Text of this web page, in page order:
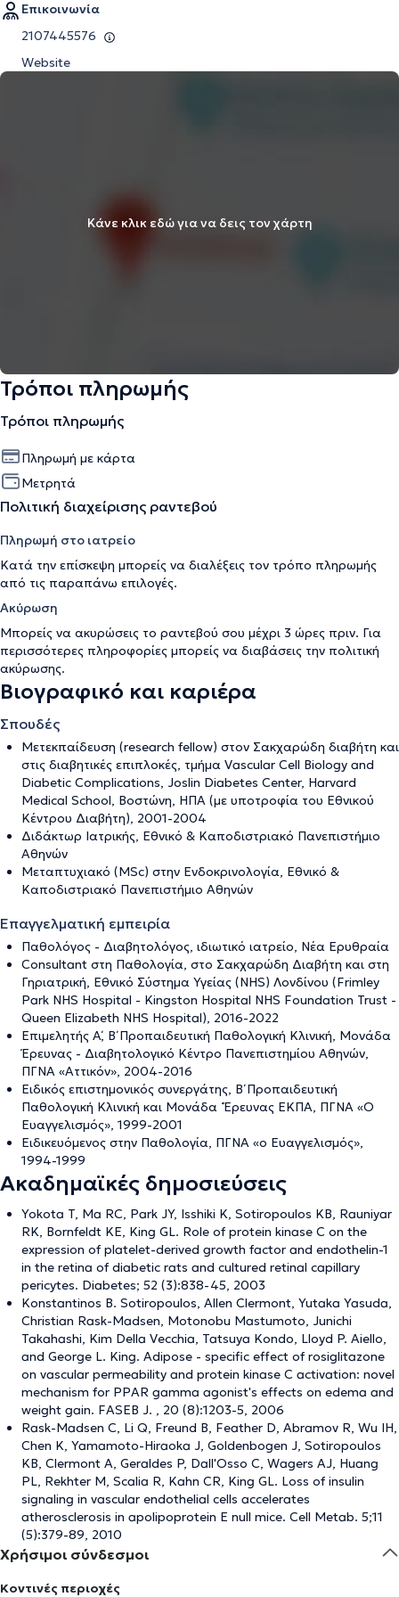
Επικοινωνία
2107445576
Website
Κάνε κλικ εδώ για να δεις τον χάρτη
Τρόποι πληρωμής
Τρόποι πληρωμής
Πληρωμή με κάρτα
Μετρητά
Πολιτική διαχείρισης ραντεβού
Πληρωμή στο ιατρείο
Κατά την επίσκεψη μπορείς να διαλέξεις τον τρόπο πληρωμής
από τις παραπάνω επιλογές.
Ακύρωση
Μπορείς να ακυρώσεις το ραντεβού σου μέχρι 3 ώρες πριν. Για
περισσότερες πληροφορίες μπορείς να διαβάσεις την πολιτική
ακύρωσης.
Βιογραφικό και καριέρα
Σπουδές
Μετεκπαίδευση (research fellow) στον Σακχαρώδη διαβήτη και
στις διαβητικές επιπλοκές, τμήμα Vascular Cell Biology and
Diabetic Complications, Joslin Diabetes Center, Harvard
Medical School, Βοστώνη, ΗΠΑ (με υποτροφία του Εθνικού
Κέντρου Διαβήτη), 2001-2004
Διδάκτωρ Ιατρικής, Εθνικό & Καποδιστριακό Πανεπιστήμιο
Αθηνών
Μεταπτυχιακό (MSc) στην Ενδοκρινολογία, Εθνικό &
Καποδιστριακό Πανεπιστήμιο Αθηνών
Επαγγελματική εμπειρία
Παθολόγος - Διαβητολόγος, ιδιωτικό ιατρείο, Νέα Ερυθραία
Consultant στη Παθολογία, στο Σακχαρώδη Διαβήτη και στη
Γηριατρική, Εθνικό Σύστημα Υγείας (NHS) Λονδίνου (Frimley
Park NHS Hospital - Kingston Hospital NHS Foundation Trust -
Queen Elizabeth NHS Hospital), 2016-2022
Επιμελητής Α΄, Β΄ Προπαιδευτική Παθολογική Κλινική, Μονάδα
Έρευνας - Διαβητολογικό Κέντρο Πανεπιστημίου Αθηνών,
ΠΓΝΑ «Αττικόν», 2004-2016
Ειδικός επιστημονικός συνεργάτης, Β΄ Προπαιδευτική
Παθολογική Κλινική και Μονάδα ΄Έρευνας ΕΚΠΑ, ΠΓΝΑ «Ο
Ευαγγελισμός», 1999-2001
Ειδικευόμενος στην Παθολογία, ΠΓΝΑ «ο Ευαγγελισμός»,
1994-1999
Ακαδημαϊκές δημοσιεύσεις
Yokota T, Ma RC, Park JY, Isshiki K, Sotiropoulos KB, Rauniyar
RK, Bornfeldt KE, King GL. Role of protein kinase C on the
expression of platelet-derived growth factor and endothelin-1
in the retina of diabetic rats and cultured retinal capillary
pericytes. Diabetes; 52 (3):838-45, 2003
Konstantinos B. Sotiropoulos, Allen Clermont, Yutaka Yasuda,
Christian Rask-Madsen, Motonobu Mastumoto, Junichi
Takahashi, Kim Della Vecchia, Tatsuya Kondo, Lloyd P. Aiello,
and George L. King. Adipose - specific effect of rosiglitazone
on vascular permeability and protein kinase C activation: novel
mechanism for PPAR gamma agonist's effects on edema and
weight gain. FASEB J. , 20 (8):1203-5, 2006
Rask-Madsen C, Li Q, Freund B, Feather D, Abramov R, Wu IH,
Chen K, Yamamoto-Hiraoka J, Goldenbogen J, Sotiropoulos
KB, Clermont A, Geraldes P, Dall'Osso C, Wagers AJ, Huang
PL, Rekhter M, Scalia R, Kahn CR, King GL. Loss of insulin
signaling in vascular endothelial cells accelerates
atherosclerosis in apolipoprotein E null mice. Cell Metab. 5;11
(5):379-89, 2010
Χρήσιμοι σύνδεσμοι
Κοντινές περιοχές